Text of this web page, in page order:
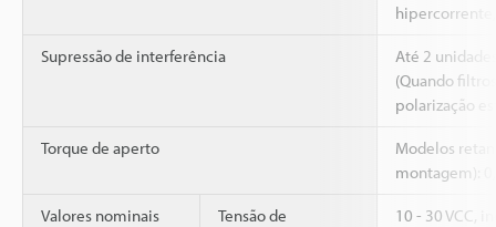
Supressão de interferência
Até 2
(Quando
polarização
Torque de aperto
Modelos
montagem):
Valores nominais
Tensão de
10 - 30 VCC,